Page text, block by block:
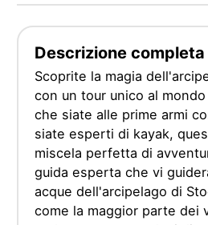
Descrizione completa
Scoprite la magia
con un tour unico al
che siate alle prime armi
siate esperti di kayak,
miscela perfetta di
guida esperta che vi
acque dell'arcipelago di
come la maggior parte dei